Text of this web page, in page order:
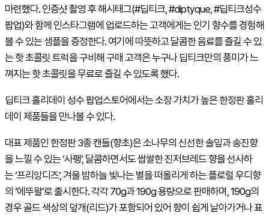
마련했다. 인증샷 촬영 후 해시태그(#딥티크, #diptyque, #딥티크성수
팝업)와 함께 인스타그램에 업로드하는 고객에게는 인기 향수를 경험해
볼 수 있는 샘플을 증정한다. 여기에 따뜻하고 달콤한 음료를 즐길 수 있
는 핫 초콜릿 트럭을 구비해 구매 고객은 누구나 딥티크만의 풍미가 느
껴지는 핫 초콜릿을 무료로 즐길 수 있도록 했다.
딥티크 홀리데이 성수 팝업스토어에서는 소장 가치가 높은 한정판 홀리
데이 제품들을 만나볼 수 있다.
대표 제품인 한정판 3종 캔들(향초)은 소나무의 신선한 솔잎과 송진향
을 느낄 수 있는 ‘사팽’, 달콤하면서도 쌉쌀한 진저브레드 향을 선사하
는 ‘프리앙디즈’, 겨울 밤하늘 빛나는 별을 떠올리게 하는 플로럴 우디향
의 ‘에뚜왈’로 출시한다. 각각 70g과 190g 용량으로 판매하며, 190g의
경우 골드 색상의 덮개(리드)가 포함되어 있어 향이 쉽게 날아가거나 표